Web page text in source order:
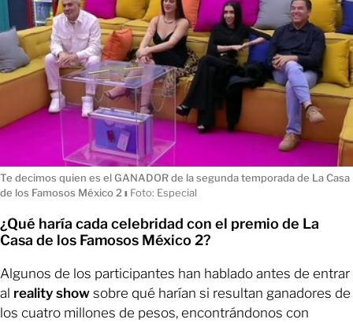
Te decimos quien es el GANADOR de la segunda temporada de La Casa
de los Famosos México 2 ı Foto: Especial
¿Qué haría cada celebridad con el premio de La
Casa de los Famosos México 2?
Algunos de los participantes han hablado antes de entrar
al reality show sobre qué harían si resultan ganadores de
los cuatro millones de pesos, encontrándonos con